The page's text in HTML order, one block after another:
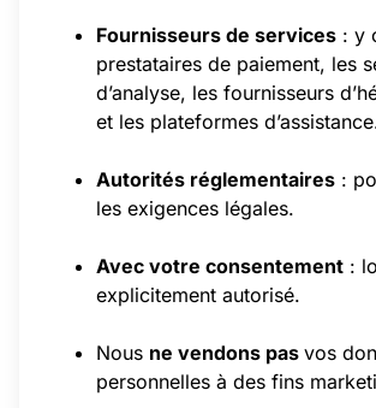
Fournisseurs de services : y
prestataires de paiement, les
d’analyse, les fournisseurs
et les plateformes
Autorités réglementaires :
les exigences légales.
Avec votre consentement :
explicitement autorisé.
Nous ne vendons pas vos
personnelles à des fins